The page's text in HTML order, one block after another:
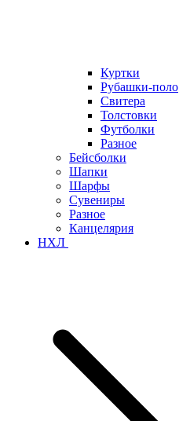
Куртки
Рубашки-поло
Свитера
Толстовки
Футболки
Разное
Бейсболки
Шапки
Шарфы
Сувениры
Разное
Канцелярия
НХЛ